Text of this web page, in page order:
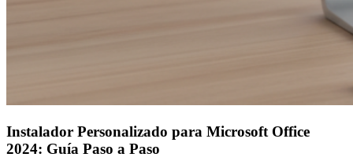
Instalador Personalizado para Microsoft Office
2024: Guía Paso a Paso